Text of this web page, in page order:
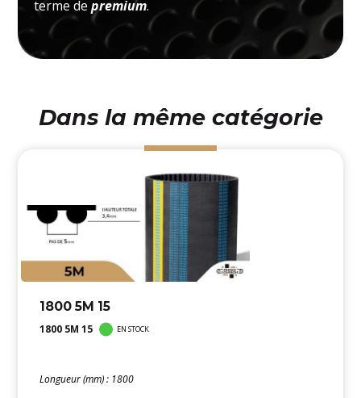
terme depremium.
Dans la même catégorie
1800 5M 15
1800 5M 15 EN STOCK
Longueur (mm) : 1800